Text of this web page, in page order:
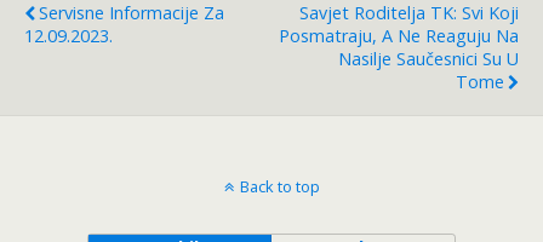
Servisne Informacije Za
12.09.2023.
Savjet Roditelja TK: Svi Koji
Posmatraju, A Ne Reaguju Na
Nasilje Saučesnici Su U
Tome
Back to top